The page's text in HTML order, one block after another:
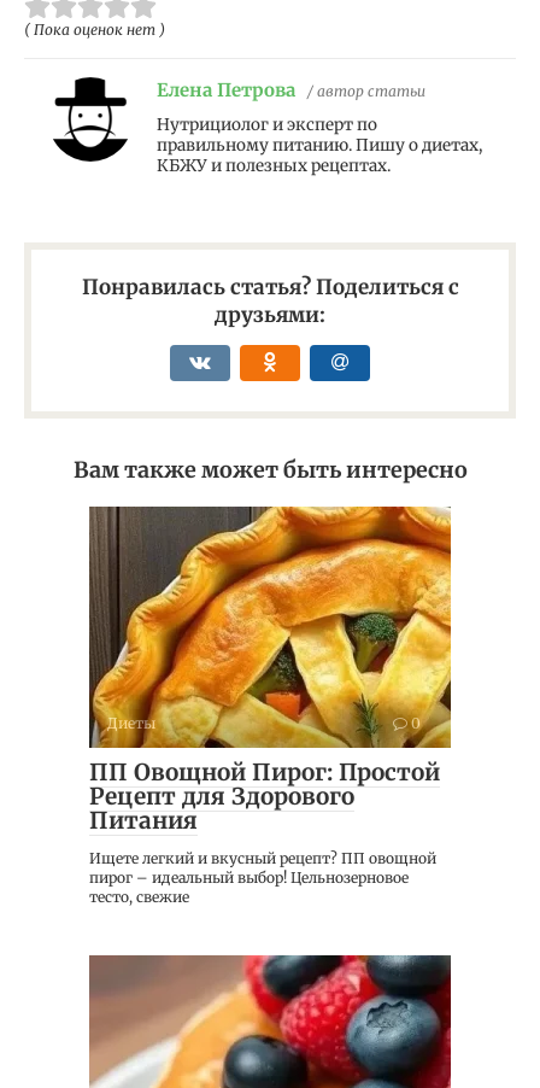
( Пока оценок нет )
Елена Петрова / автор статьи
Нутрициолог и эксперт по
правильному питанию. Пишу о диетах,
КБЖУ и полезных рецептах.
Понравилась статья? Поделиться с
друзьями:
Вам также может быть интересно
Диеты 0
ПП Овощной Пирог: Простой
Рецепт для Здорового
Питания
Ищете легкий и вкусный рецепт? ПП овощной
пирог – идеальный выбор! Цельнозерновое
тесто, свежие